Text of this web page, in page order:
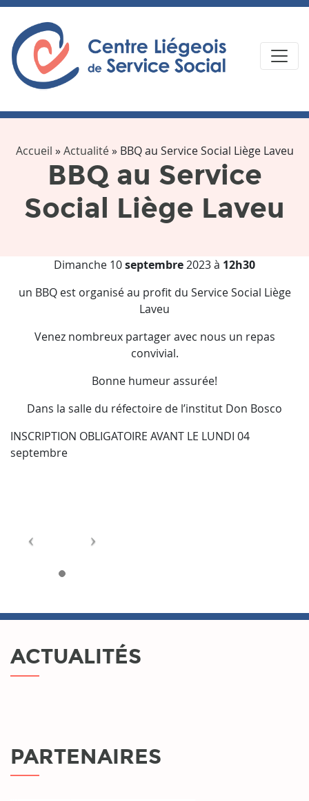
Accueil »Actualité» BBQ au Service Social Liège Laveu
BBQ au Service
Social Liège Laveu
Dimanche 10septembre2023 à 12h30
un BBQ est organisé au profit du Service Social Liège
Laveu
Venez nombreux partager avec nous un repas
convivial.
Bonne humeur assurée!
Dans la salle du réfectoire de l’institut Don Bosco
INSCRIPTION OBLIGATOIRE AVANT LE LUNDI 04
septembre
ACTUALITÉS
PARTENAIRES